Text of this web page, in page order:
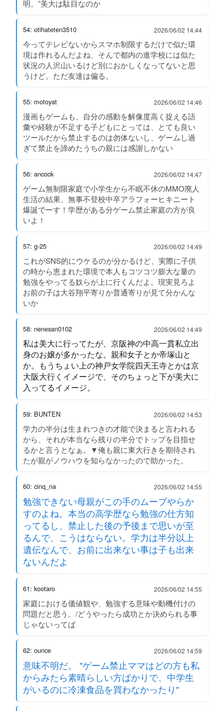
明。”美大は駄目なのか
54: otihateten3510 2026/06/02 14:44
今ってテレビないからスマホ制限するだけで似た環
境は作れるんだよね、そんで都内の進学校には似た
状況の人沢山いるけど別におかしくなってないと思
うけど。ただ友達は偏る。
55: motoyat 2026/06/02 14:46
漫画もゲームも、自分の感動を解像度高く捉える語
彙や経験が不足する子どもにとっては、とても良い
ツールだから禁止するのは勿体ないし、ゲームし過
ぎて禁止を諦めたうちの親には感謝しかない
56: ancock 2026/06/02 14:47
ゲーム無制限家庭で小学生から不眠不休のMMO廃人
生活の結果、無事不登校中卒アラフォーヒキニート
爆誕でーす！学歴がある分ゲーム禁止家庭の方が良
いよ！
57: g-25 2026/06/02 14:49
これがSNS的にウケるのが分かるけど、実際に子供
の時から恵まれた環境で本人もコツコツ膨大な量の
勉強をやってる奴らが上に行くんだよ。現実見ろよ
お前の子は大谷翔平寄りか普通寄りが見て分かんな
いか
58: nenesan0102 2026/06/02 14:49
私は美大に行ってたが、京阪神の中高一貫私立出
身のお嬢が多かったな。親和女子とか帝塚山と
か。もうちょい上の神戸女学院四天王寺とかは京
大阪大行くイメージで、そのちょっと下が美大に
入ってるイメージ。
59: BUNTEN 2026/06/02 14:53
学力の半分は生まれつきの才能で決まると言われる
から、それが本当なら残りの半分でトップを目指せ
るかと言うとなぁ。▼俺も親に東大行きを期待され
たが親がノウハウを知らなかったので助かった。
60: cinq_na 2026/06/02 14:55
勉強できない母親がこの手のムーブやらか
すのよね。本当の高学歴なら勉強の仕方知
ってるし、禁止した後の予後まで思いが至
るんで、こうはならない。学力は半分以上
遺伝なんで、お前に出来ない事は子も出来
ないんだよ
61: kootaro 2026/06/02 14:55
家庭における価値観や、勉強する意味や動機付けの
問題だと思う。/どうやったら成功とか決められる事
じゃないってば
62: ounce 2026/06/02 14:59
意味不明だ。 "ゲーム禁止ママはどの方も私
からみたら素晴らしい方ばかりで、中学生
がいるのに冷凍食品を買わなかったり"